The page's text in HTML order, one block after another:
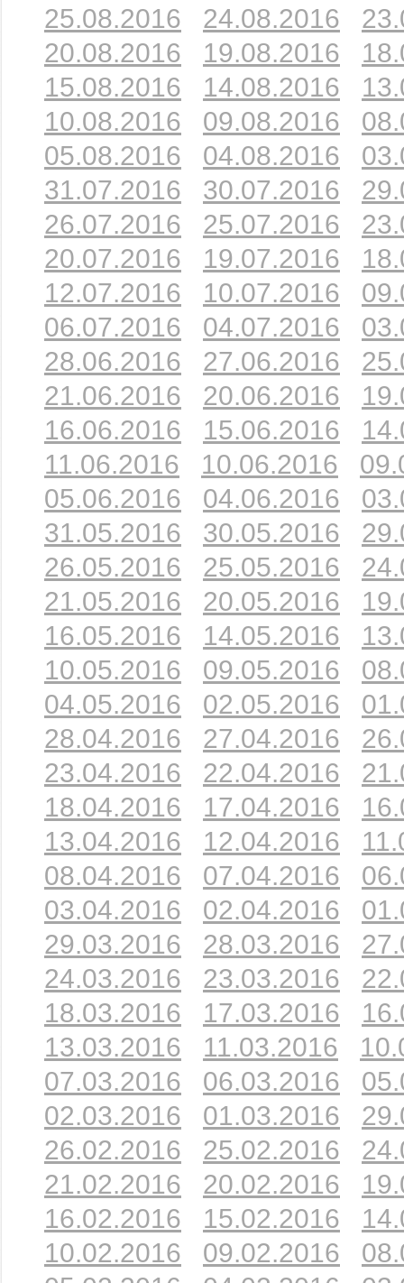
25.08.2016
24.08.2016
20.08.2016
19.08.2016
15.08.2016
14.08.2016
10.08.2016
09.08.2016
05.08.2016
04.08.2016
31.07.2016
30.07.2016
26.07.2016
25.07.2016
20.07.2016
19.07.2016
12.07.2016
10.07.2016
06.07.2016
04.07.2016
28.06.2016
27.06.2016
21.06.2016
20.06.2016
16.06.2016
15.06.2016
11.06.2016
10.06.2016
05.06.2016
04.06.2016
31.05.2016
30.05.2016
26.05.2016
25.05.2016
21.05.2016
20.05.2016
16.05.2016
14.05.2016
10.05.2016
09.05.2016
04.05.2016
02.05.2016
28.04.2016
27.04.2016
23.04.2016
22.04.2016
18.04.2016
17.04.2016
13.04.2016
12.04.2016
08.04.2016
07.04.2016
03.04.2016
02.04.2016
29.03.2016
28.03.2016
24.03.2016
23.03.2016
18.03.2016
17.03.2016
13.03.2016
11.03.2016
07.03.2016
06.03.2016
02.03.2016
01.03.2016
26.02.2016
25.02.2016
21.02.2016
20.02.2016
16.02.2016
15.02.2016
10.02.2016
09.02.2016